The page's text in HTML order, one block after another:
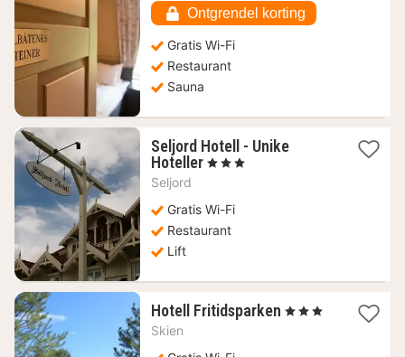
280,03
€
Ontgrendel korting
Gratis Wi-Fi
Restaurant
Sauna
Seljord Hotell - Unike
Hoteller 1
142,35
€
, 3 Sterren
Seljord
Gratis Wi-Fi
Restaurant
Lift
Hotell Fritidsparken 1
, 3 Sterren
Skien